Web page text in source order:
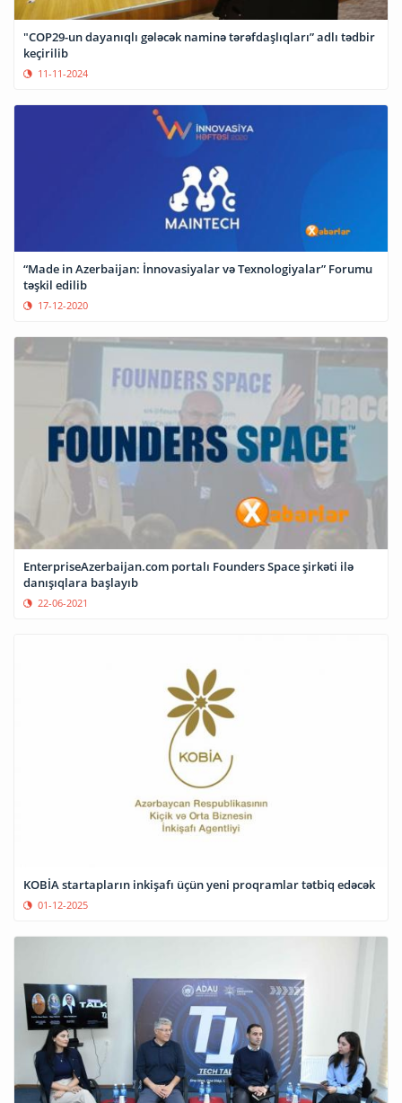
"COP29-un dayanıqlı gələcək naminə tərəfdaşlıqları” adlı tədbir
keçirilib
11-11-2024
“Made in Azerbaijan: İnnovasiyalar və Texnologiyalar” Forumu
təşkil edilib
17-12-2020
EnterpriseAzerbaijan.com portalı Founders Space şirkəti ilə
danışıqlara başlayıb
22-06-2021
KOBİA startapların inkişafı üçün yeni proqramlar tətbiq edəcək
01-12-2025